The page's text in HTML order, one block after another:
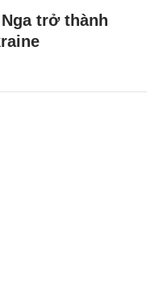
trở thành